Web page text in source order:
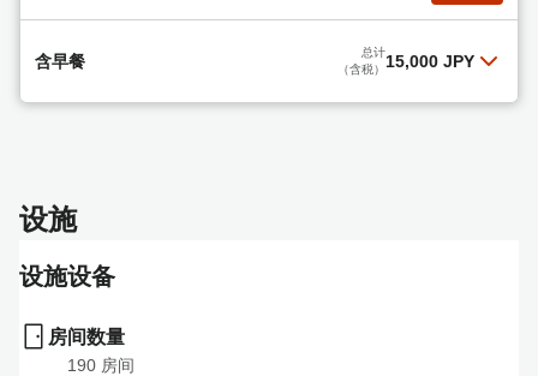
含早餐
总计
（含税） 15,000 JPY
总计
（含税）
设施
设施设备
房间数量
190 房间